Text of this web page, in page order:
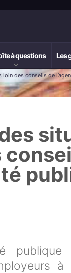
à questions Les
des conseils de
à